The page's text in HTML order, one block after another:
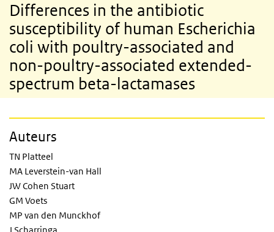
Differences in the antibiotic
susceptibility of human Escherichia
coli with poultry-associated and
non-poultry-associated extended-
spectrum beta-lactamases
Auteurs
TN Platteel
MA Leverstein-van Hall
JW Cohen Stuart
GM Voets
MP van den Munckhof